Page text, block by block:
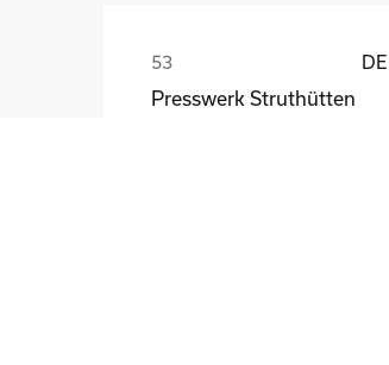
DE
Presswerk Struthütten